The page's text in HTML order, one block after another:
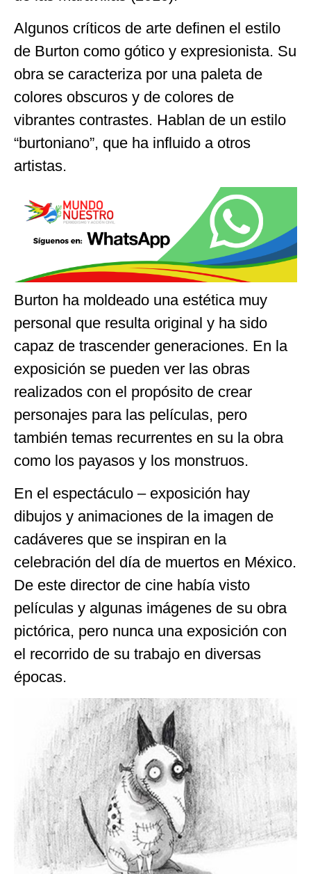
Algunos críticos de arte definen el estilo
de Burton como gótico y expresionista. Su
obra se caracteriza por una paleta de
colores obscuros y de colores de
vibrantes contrastes. Hablan de un estilo
“burtoniano”, que ha influido a otros
artistas.
Burton ha moldeado una estética muy
personal que resulta original y ha sido
capaz de trascender generaciones. En la
exposición se pueden ver las obras
realizados con el propósito de crear
personajes para las películas, pero
también temas recurrentes en su la obra
como los payasos y los monstruos.
En el espectáculo – exposición hay
dibujos y animaciones de la imagen de
cadáveres que se inspiran en la
celebración del día de muertos en México.
De este director de cine había visto
películas y algunas imágenes de su obra
pictórica, pero nunca una exposición con
el recorrido de su trabajo en diversas
épocas.